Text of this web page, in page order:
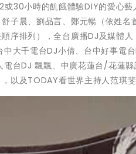
小時的飢餓體驗DIY的愛心藝
子晨、劉品言、鄭元暢（依姓
序排列），全台廣播DJ及媒體
中大千電台DJ小倩、台中好事電
電台DJ 飄飄、中廣花蓮台/花蓮
以及TODAY看世界主持人范琪